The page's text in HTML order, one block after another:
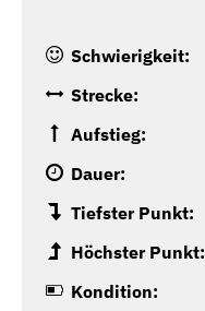
Schwierigkeit:
Strecke:
Aufstieg:
Dauer:
Tiefster Punkt:
Höchster Punkt:
Kondition: